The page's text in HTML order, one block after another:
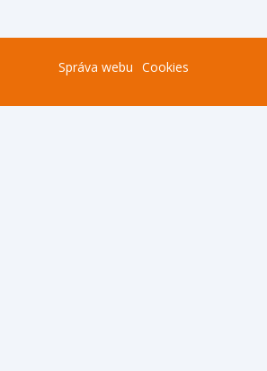
Správa webu Cookies